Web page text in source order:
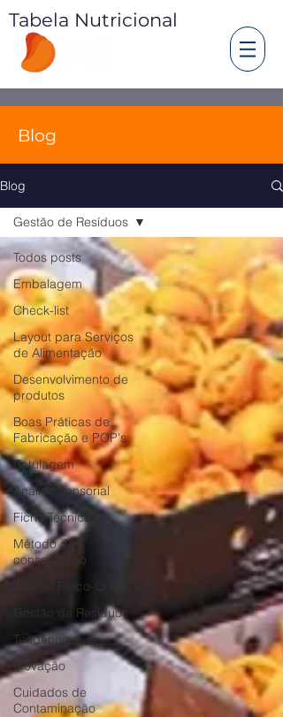
Tabela Nutricional
Blog
Blog
Todos posts
Embalagem
Check-list
Layout para Serviços
de Alimentação
Desenvolvimento de
produtos
Boas Práticas de
Fabricação e POP's
Rotulagem
Análise Sensorial
Ficha Técnica
Método de
conservação
Análise Físico-Química
Gestão de Resíduos
Tendências
Inovação
Cuidados de
Contaminação
Gestão de Resíduos